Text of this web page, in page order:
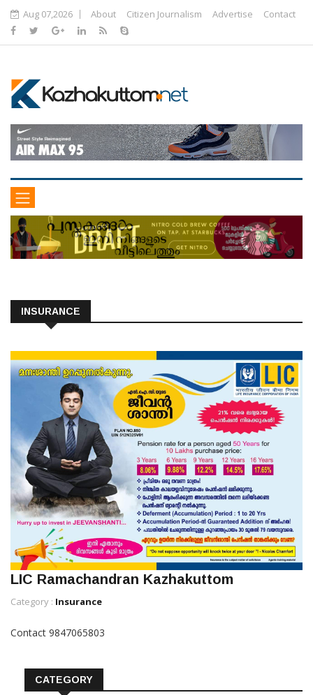
Aug 07,2026 About Citizen Journalism Advertise Contact
INSURANCE
LIC Ramachandran Kazhakuttom
Category : Insurance
Contact 9847065803
CATEGORY